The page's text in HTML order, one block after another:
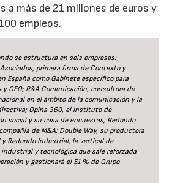
a más de 21 millones de euros y
empleos.
se estructura en seis empresas:
primera firma de Contexto y
España como Gabinete específico para
y CEO; R&A Comunicación, consultora de
en el ámbito de la comunicación y la
Opina 360, el Instituto de
social y su casa de encuestas; Redondo
de M&A; Double Way, su productora
Redondo Industrial, la vertical de
y tecnológica que sale reforzada
y gestionará el 51 % de Grupo